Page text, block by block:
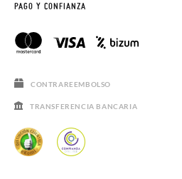
PAGO Y CONFIANZA
CONTRAREEMBOLSO
TRANSFERENCIA BANCARIA